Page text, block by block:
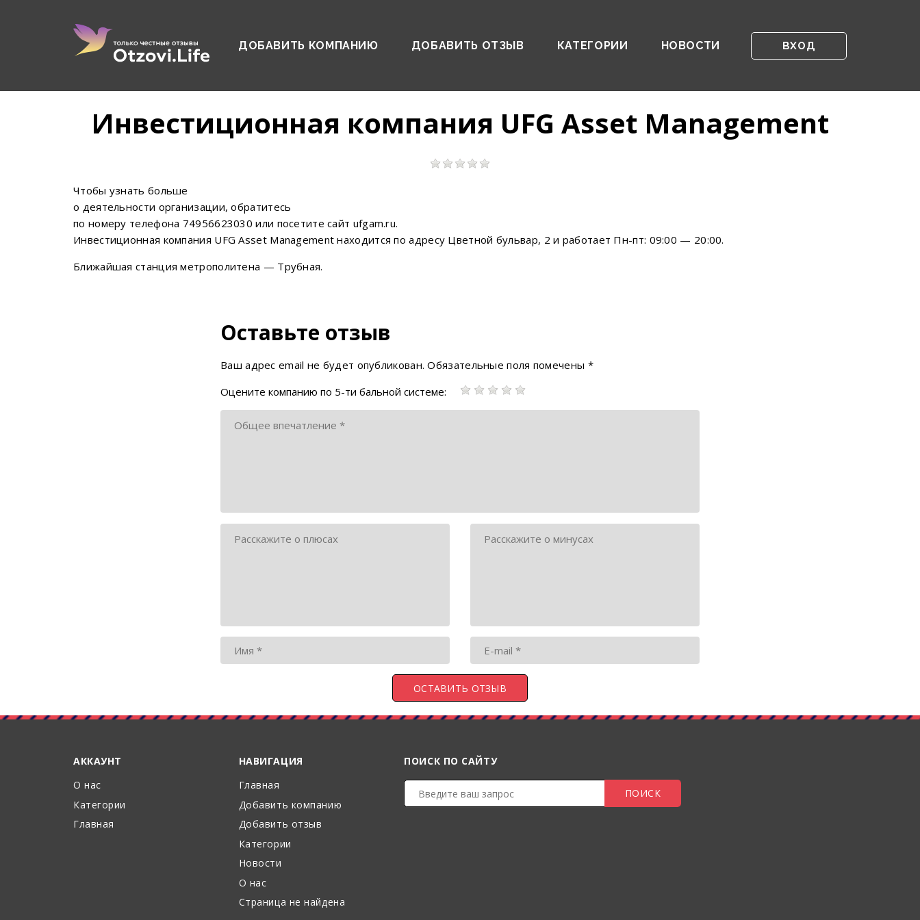
ДОБАВИТЬ КОМПАНИЮ ДОБАВИТЬ ОТЗЫВ КАТЕГОРИИ НОВОСТИ ВХОД
Инвестиционная компания UFG Asset Management
Чтобы узнать больше
о деятельности организации, обратитесь
по номеру телефона 74956623030 или посетите сайт ufgam.ru.
Инвестиционная компания UFG Asset Management находится по адресу Цветной бульвар, 2 и работает Пн-пт: 09:00 — 20:00.
Ближайшая станция метрополитена — Трубная.
Оставьте отзыв
Ваш адрес email не будет опубликован. Обязательные поля помечены *
Оцените компанию по 5-ти бальной системе:
АККАУНТ
О нас
Категории
Главная
НАВИГАЦИЯ
Главная
Добавить компанию
Добавить отзыв
Категории
Новости
О нас
Страница не найдена
ПОИСК ПО САЙТУ
ПОИСК